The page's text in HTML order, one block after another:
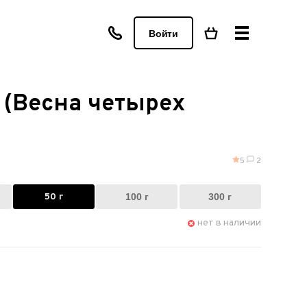
Войти
четырех
5 2
50 г 100 г 300 г
нет в наличии